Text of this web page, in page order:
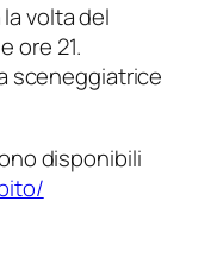
volta del
ore 21.
sceneggiatrice
disponibili